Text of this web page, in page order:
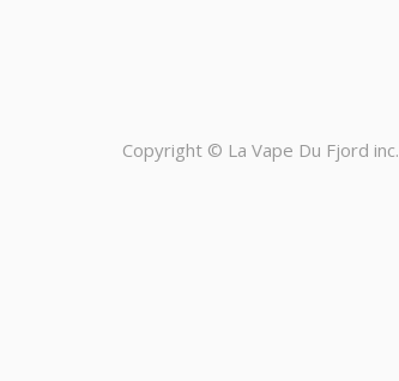
Copyright © La Vape Du Fjord inc.